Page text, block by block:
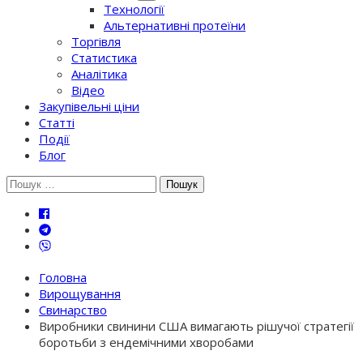
Технології
Альтернативні протеїни
Торгівля
Статистика
Аналітика
Відео
Закупівельні ціни
Статті
Події
Блог
Шукати:
Головна
Вирощування
Свинарство
Виробники свинини США вимагають рішучої стратегії
боротьби з ендемічними хворобами